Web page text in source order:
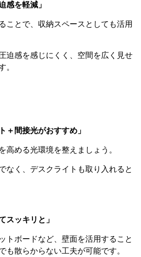
感を軽減」
ことで、収納スペースとしても活用
迫感を感じにくく、空間を広く見せ
。
＋間接光がおすすめ」
高める光環境を整えましょう。
なく、デスクライトも取り入れると
スッキリと」
トボードなど、壁面を活用すること
も散らからない工夫が可能です。